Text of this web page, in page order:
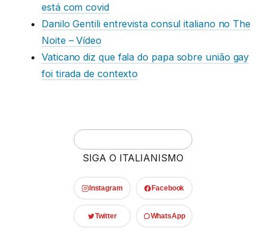
está com covid
Danilo Gentili entrevista consul italiano no The
Noite – Vídeo
Vaticano diz que fala do papa sobre união gay
foi tirada de contexto
SIGA O ITALIANISMO
Instagram Facebook
Twitter WhatsApp